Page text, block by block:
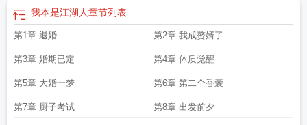
我本是江湖人章节列表
第1章 退婚 第2章 我成赘婿了
第3章 婚期已定 第4章 体质觉醒
第5章 大婚一梦 第6章 第二个香囊
第7章 厨子考试 第8章 出发前夕